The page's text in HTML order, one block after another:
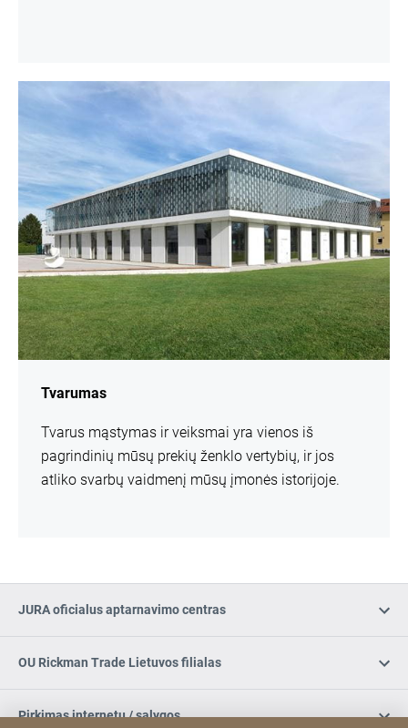
Tvarumas
Tvarus mąstymas ir veiksmai yra vienos iš
pagrindinių mūsų prekių ženklo vertybių, ir jos
atliko svarbų vaidmenį mūsų įmonės istorijoje.
JURA oficialus aptarnavimo centras
OU Rickman Trade Lietuvos filialas
Pirkimas internetu / sąlygos